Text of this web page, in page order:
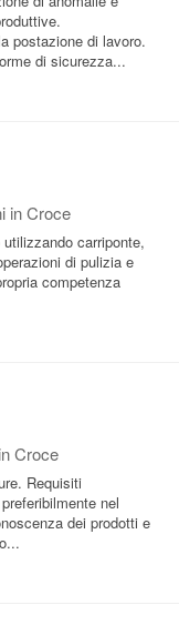
postazione di lavoro.
di sicurezza...
in Croce
carriponte,
di pulizia e
competenza
Croce
Requisiti
nel
dei prodotti e